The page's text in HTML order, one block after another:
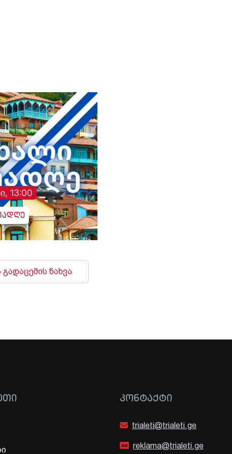
დაწყებული მოკვლევის
შესახებ, სამხედრო
ჰოსპიტალში კომენტარი
არც ამჯერად გააკეთეს
13:00
ნახვა
ᲙᲝᲜᲢᲐᲥᲢᲘ
trialeti@trialeti.ge
reklama@trialeti.ge